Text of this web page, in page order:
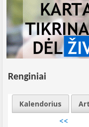
Renginiai
Kalendorius
<<